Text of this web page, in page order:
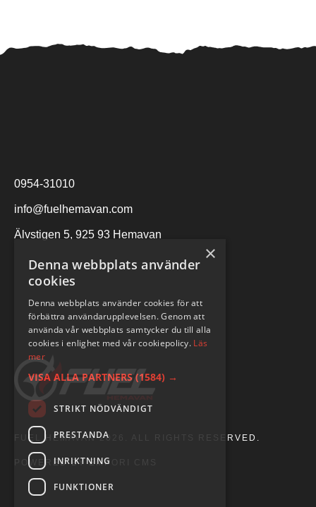
0954-31010
info@fuelhemavan.com
Älvstigen 5, 925 93 Hemavan
FUEL HEMAVAN 2026. ALL RIGHTS RESERVED.
POWERED BY EMPORI CMS
×
Denna webbplats använder
cookies
Denna webbplats använder cookies för att
förbättra användarupplevelsen. Genom att
använda vår webbplats samtycker du till alla
cookies i enlighet med vår cookiepolicy. Läs
mer
VISA ALLA PARTNERS (1584) →
STRIKT NÖDVÄNDIGT
PRESTANDA
INRIKTNING
FUNKTIONER